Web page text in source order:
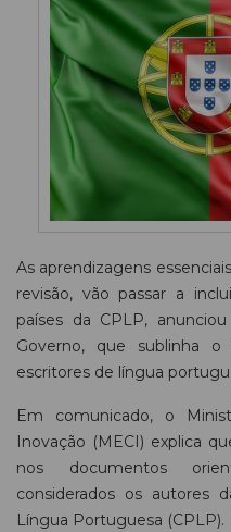
As aprendizagens
revisão, vão passar a
países da CPLP,
Governo, que sublinha
escritores de língua
Em comunicado, o
Inovação (MECI) explica
nos documentos
considerados os autores
Língua Portuguesa (CPLP).